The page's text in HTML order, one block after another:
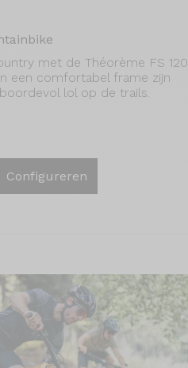
met de Théorème FS 120
een comfortabel frame zijn
lol op de trails.
Configureren